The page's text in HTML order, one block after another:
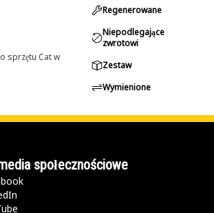
sprzętu Cat w
Regenerowane
Niepodlegające
zwrotowi
Zestaw
Wymienione
społecznościowe